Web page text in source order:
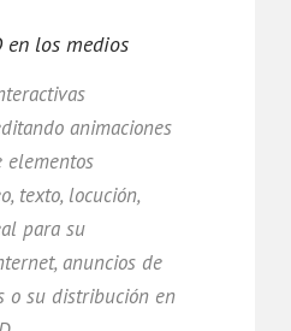
en los medios
animaciones
elementos
texto, locución,
para su
anuncios de
o su distribución en